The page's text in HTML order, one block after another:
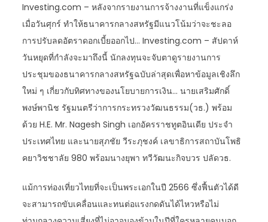
Investing.com – หลังจากรายงานการจ้างงานที่แข็งแกร่ง
เมื่อวันศุกร์ ทำให้ธนาคารกลางสหรัฐมีแนวโน้มว่าจะชะลอ
การปรับลดอัตราดอกเบี้ยออกไป… Investing.com – สัปดาห์
วันหยุดที่กำลังจะมาถึงนี้ นักลงทุนจะจับตาดูรายงานการ
ประชุมของธนาคารกลางสหรัฐฉบับล่าสุดเพื่อหาข้อมูลเชิงลึก
ใหม่ ๆ เกี่ยวกับทิศทางของนโยบายการเงิน… นายเสริมศักดิ์
พงษ์พานิช รัฐมนตรีว่าการกระทรวงวัฒนธรรม(วธ.) พร้อม
ด้วย H.E. Mr. Nagesh Singh เอกอัครราชทูตอินเดีย ประจำ
ประเทศไทย และนายสุภชัย วีระภุชงค์ เลขาธิการสถาบันโพธิ
คยาวิชชาลัย 980 พร้อมนางยุพา ทวีวัฒนะกิจบวร ปลัดวธ.
แม้การท่องเที่ยวไทยที่จะเป็นพระเอกในปี 2566 ซึ่งฟื้นตัวได้ดี
จะสามารถขับเคลื่อนและทนต่อแรงกดดันได้ไหวหรือไม่